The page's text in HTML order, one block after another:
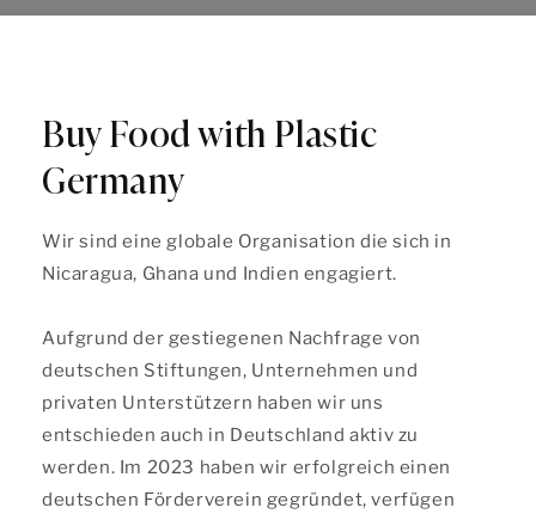
Buy Food with Plastic
Germany
Wir sind eine globale Organisation die sich in
Nicaragua, Ghana und Indien engagiert.
Aufgrund der gestiegenen Nachfrage von
deutschen Stiftungen, Unternehmen und
privaten Unterstützern haben wir uns
entschieden auch in Deutschland aktiv zu
werden. Im 2023 haben wir erfolgreich einen
deutschen Förderverein gegründet, verfügen